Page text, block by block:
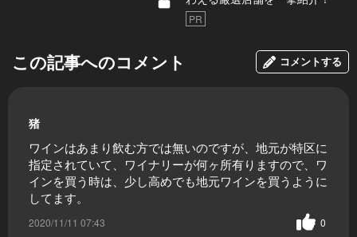
PR
この記事へのコメント コメントする
猪
ワインはあまり飲む方では無いのですが、地元が特区に
指定されていて、ワイナリーが何ヶ所有りますので、ワ
インを買う時は、少し高めでも地元ワインを買うように
してます。
2020/11/11 07:43 0